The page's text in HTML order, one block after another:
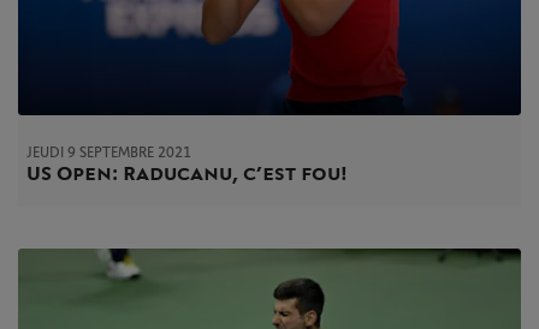
JEUDI 9 SEPTEMBRE 2021
US Open : Raducanu, c’est fou !